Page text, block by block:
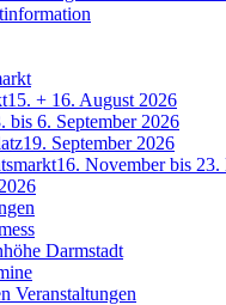
15. + 16. August 2026
bis 6. September 2026
19. September 2026
16. November bis 23.
Darmstadt
Veranstaltungen